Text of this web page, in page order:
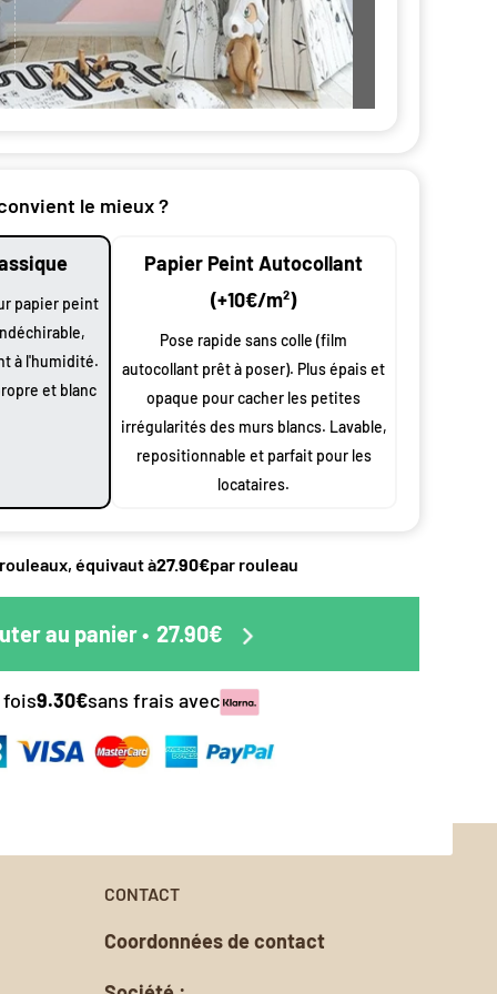
le mieux ?
papier peint
à l'humidité.
et blanc
Papier Peint Autocollant
(+10€/m²)
Pose rapide sans colle (film
autocollant prêt à poser). Plus épais et
opaque pour cacher les petites
irrégularités des murs blancs. Lavable,
repositionnable et parfait pour les
locataires.
équivaut à27.90€par rouleau
au panier• 27.90€
fois9.30€sans frais avec
par
et
largeur
à vos
de
de
en
papier
CONTACT
Coordonnées de contact